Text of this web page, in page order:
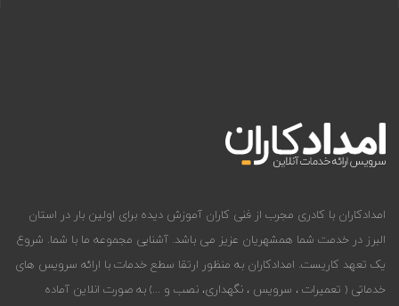
امدادکاران با کادری مجرب از فنی کاران آموزش دیده برای اولین بار در استان
البرز در خدمت شما همشهریان عزیز می باشد. آشنایی مجموعه ما با شما. شروع
یک تعهد کاریست. امدادکاران به منظور ارتقا سطع خدمات با ارائه سرویس های
خدماتی ( تعمیرات ، سرویس ، نگهداری، نصب و ...) به صورت انلاین آماده